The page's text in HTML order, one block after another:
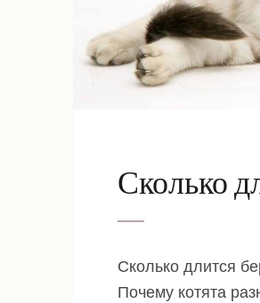
Сколько
Сколько длится
Почему котята